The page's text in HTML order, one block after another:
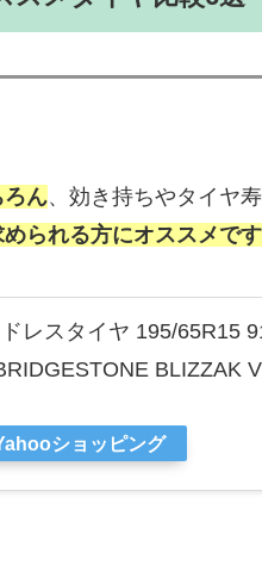
ろん、効き持ちやタイヤ
られる方にオススメです
レスタイヤ 195/65R15
BLIZZAK
ショッピング